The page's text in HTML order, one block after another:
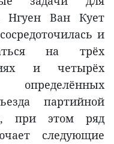
Нгуен Ван Кует
и
на трёх
и четырёх
партийной
при этом ряд
следующие